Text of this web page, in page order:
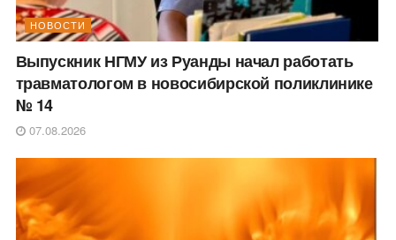
НОВОСТИ
Выпускник НГМУ из Руанды начал работать
травматологом в новосибирской поликлинике
№ 14
07.08.2026